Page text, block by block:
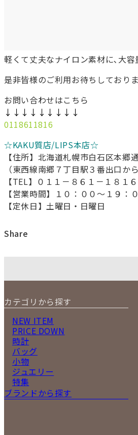
軽くて丈夫なナイロン素材に､大
是非皆様のご利用お待ちしておりま
お問い合わせはこちら
↓↓↓↓↓↓↓↓↓
0118611816
☆KAKU質店/LIPS本店☆
【住所】北海道札幌市白石区本郷
（東西線南郷７丁目駅３番出口か
【TEL】０１１－８６１－１８
【営業時間】１０：００～１９：
【定休日】土曜日・日曜日
Share
カテゴリから探す
NEW ITEM
PRICE DOWN
時計
バッグ
小物
ジュエリー
特集
ブランドから探す